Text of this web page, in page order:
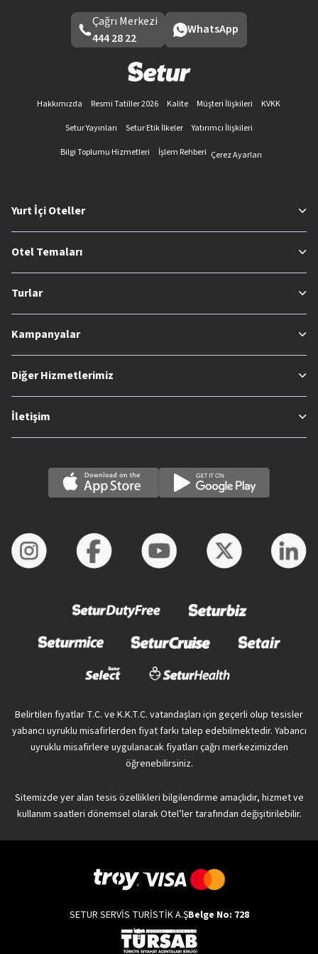
Çağrı Merkezi
444 28 22
WhatsApp
Hakkımızda Resmi Tatiller 2026 Kalite Müşteri İlişkileri
KVKK
Setur Yayınları
Setur Etik İlkeler
Yatırımcı İlişkileri
Bilgi Toplumu Hizmetleri
İşlem Rehberi Çerez Ayarları
Yurt İçi Oteller
Otel Temaları
Turlar
Kampanyalar
Diğer Hizmetlerimiz
İletişim
Belirtilen fiyatlar T.C. ve K.K.T.C. vatandaşları için geçerli olup tesisler
yabancı uyruklu misafirlerden fiyat farkı talep edebilmektedir. Yabancı
uyruklu misafirlere uygulanacak fiyatları çağrı merkezimizden
öğrenebilirsiniz.
Sitemizde yer alan tesis özellikleri bilgilendirme amaçlıdır, hizmet ve
kullanım saatleri dönemsel olarak Otel’ler tarafından değişitirilebilir.
SETUR SERVİS TURİSTİK A.ŞBelge No: 728